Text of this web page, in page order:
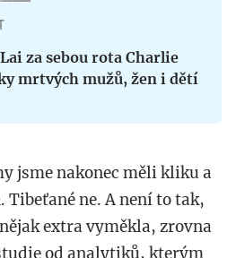
za sebou rota Charlie
mrtvých mužů, žen i dětí
jsme nakonec měli kliku a
Tibeťané ne. A není to tak,
extra vyměkla, zrovna
od analytiků, kterým